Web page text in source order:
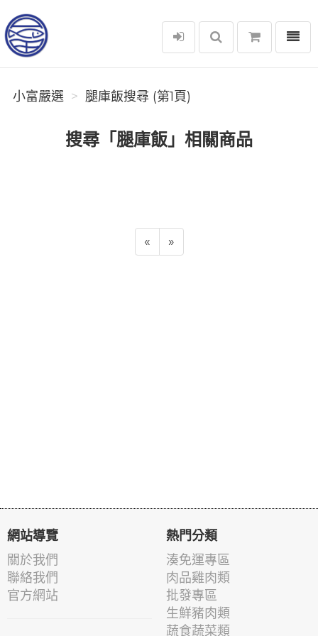
小富嚴選
選單
小富嚴選 腿庫飯搜尋 (第1頁)
搜尋「腿庫飯」相關商品
« »
網站導覽
關於我們
聯絡我們
官方網站
熱門分類
湊免運專區
肉品雞肉類
批發專區
生鮮豬肉類
蔬食蔬菜類